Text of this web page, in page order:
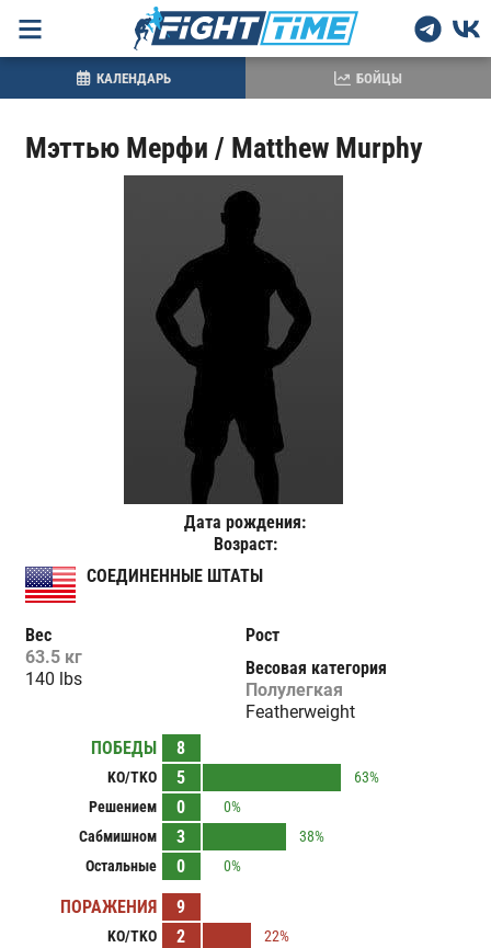
Мэттью Мерфи / Matthew Murphy
Дата рождения:
Возраст:
СОЕДИНЕННЫЕ ШТАТЫ
Вес
63.5 кг
140 lbs
Рост
Весовая категория
Полулегкая
Featherweight
ПОБЕДЫ
8
KO/TKO 5
63%
Решением
0
0%
Сабмишном
3
38%
Остальные
0 0%
ПОРАЖЕНИЯ 9
KO/TKO 2
22%
КАЛЕНДАРЬ БОЙЦЫ